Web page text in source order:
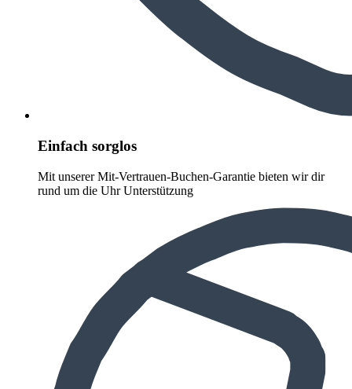
Einfach sorglos
Mit unserer Mit-Vertrauen-Buchen-Garantie bieten wir dir
rund um die Uhr Unterstützung